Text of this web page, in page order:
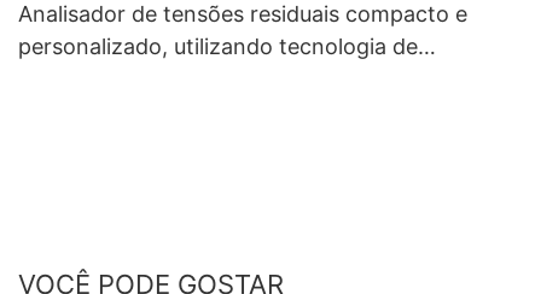
Analisador de tensões residuais compacto e
personalizado, utilizando tecnologia de
VOCÊ PODE GOSTAR